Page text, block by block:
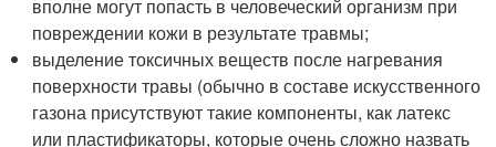
вполне могут попасть в человеческий организм при
повреждении кожи в результате травмы;
выделение токсичных веществ после нагревания
поверхности травы (обычно в составе искусственного
газона присутствуют такие компоненты, как латекс
или пластификаторы, которые очень сложно назвать